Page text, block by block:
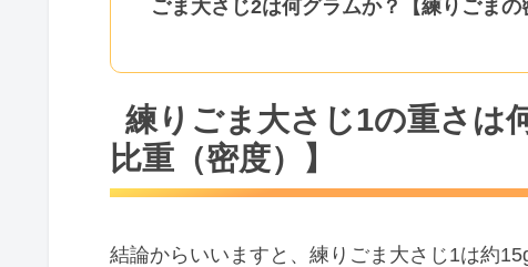
ごま大さじ2は何グラムか？【練りごまの
練りごま大さじ1の重さは
比重（密度）】
結論からいいますと、練りごま大さじ1は約